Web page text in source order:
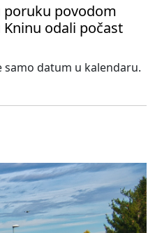
poruku povodom
odali počast
samo datum u kalendaru.